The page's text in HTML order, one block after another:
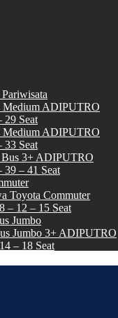
Medium ADIPUTRO
29 Seat
Medium ADIPUTRO
33 Seat
3+ ADIPUTRO
39 – 41 Seat
Toyota Commuter
– 12 – 15 Seat
Jumbo
Jumbo 3+ ADIPUTRO
– 18 Seat